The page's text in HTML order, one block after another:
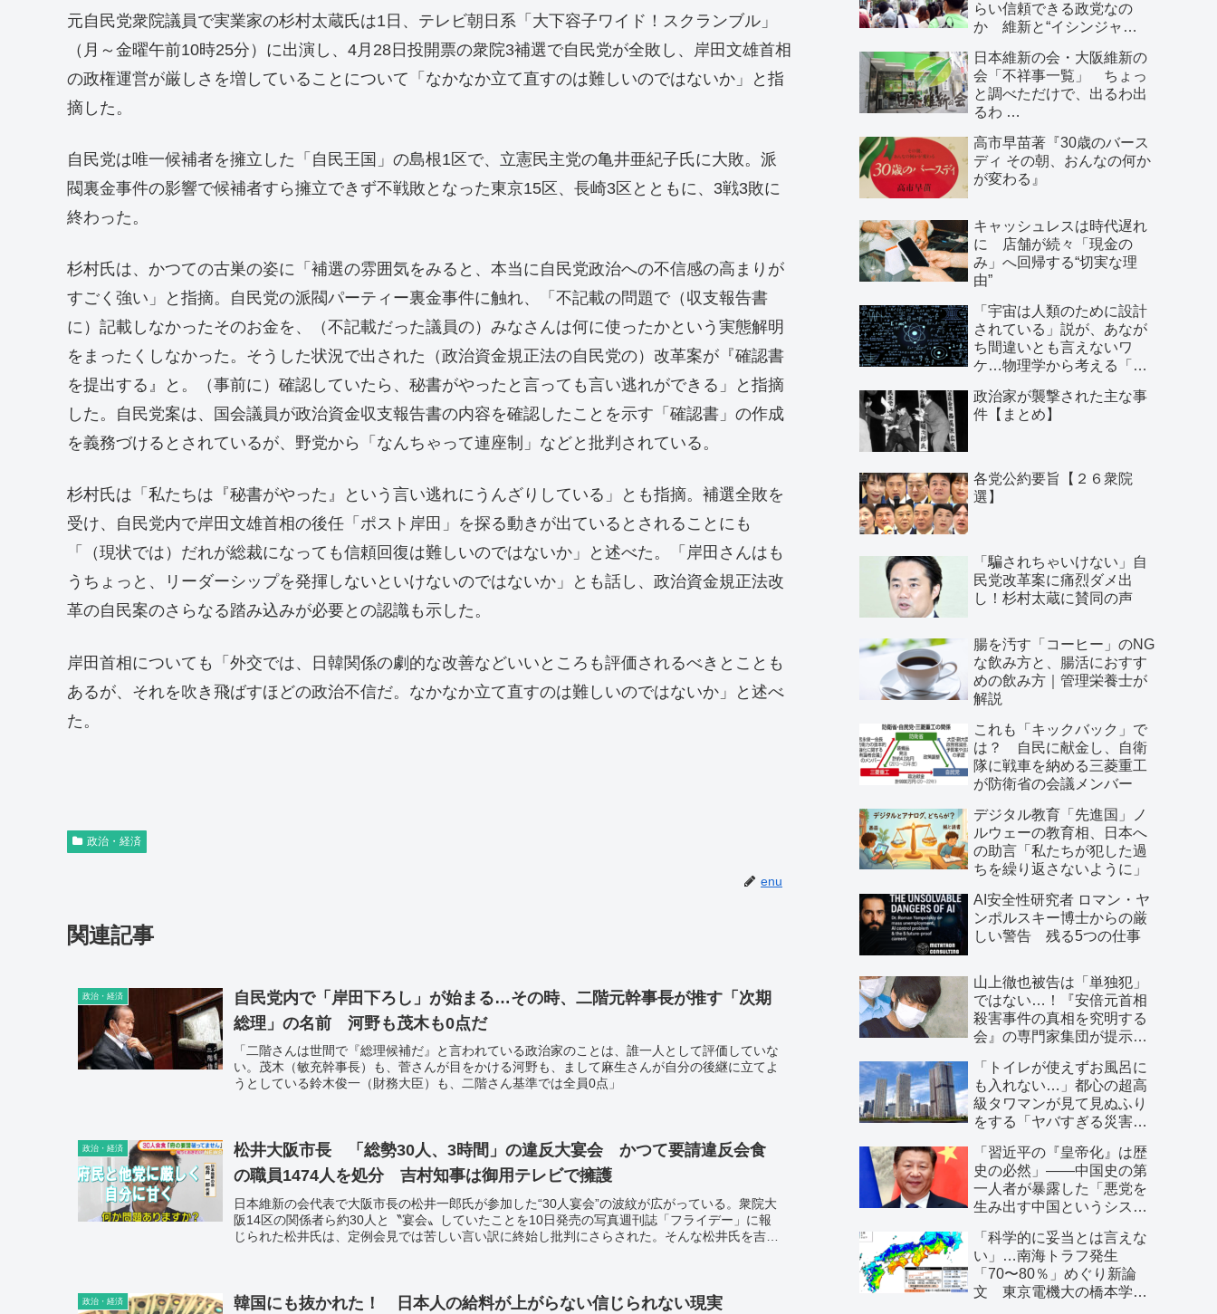
元自民党衆院議員で実業家の杉村太蔵氏は1日、テレビ朝日系「大下容子ワイド！スクランブル」
（月～金曜午前10時25分）に出演し、4月28日投開票の衆院3補選で自民党が全敗し、岸田文雄首相
の政権運営が厳しさを増していることについて「なかなか立て直すのは難しいのではないか」と指
摘した。
自民党は唯一候補者を擁立した「自民王国」の島根1区で、立憲民主党の亀井亜紀子氏に大敗。派
閥裏金事件の影響で候補者すら擁立できず不戦敗となった東京15区、長崎3区とともに、3戦3敗に
終わった。
杉村氏は、かつての古巣の姿に「補選の雰囲気をみると、本当に自民党政治への不信感の高まりが
すごく強い」と指摘。自民党の派閥パーティー裏金事件に触れ、「不記載の問題で（収支報告書
に）記載しなかったそのお金を、（不記載だった議員の）みなさんは何に使ったかという実態解明
をまったくしなかった。そうした状況で出された（政治資金規正法の自民党の）改革案が『確認書
を提出する』と。（事前に）確認していたら、秘書がやったと言っても言い逃れができる」と指摘
した。自民党案は、国会議員が政治資金収支報告書の内容を確認したことを示す「確認書」の作成
を義務づけるとされているが、野党から「なんちゃって連座制」などと批判されている。
杉村氏は「私たちは『秘書がやった』という言い逃れにうんざりしている」とも指摘。補選全敗を
受け、自民党内で岸田文雄首相の後任「ポスト岸田」を探る動きが出ているとされることにも
「（現状では）だれが総裁になっても信頼回復は難しいのではないか」と述べた。「岸田さんはも
うちょっと、リーダーシップを発揮しないといけないのではないか」とも話し、政治資金規正法改
革の自民案のさらなる踏み込みが必要との認識も示した。
岸田首相についても「外交では、日韓関係の劇的な改善などいいところも評価されるべきとことも
あるが、それを吹き飛ばすほどの政治不信だ。なかなか立て直すのは難しいのではないか」と述べ
た。
政治・経済
enu
関連記事
政治・経済
自民党内で「岸田下ろし」が始まる…その時、二階元幹事長が推す「次期
総理」の名前 河野も茂木も0点だ
「二階さんは世間で『総理候補だ』と言われている政治家のことは、誰一人として評価していな
い。茂木（敏充幹事長）も、菅さんが目をかける河野も、まして麻生さんが自分の後継に立てよ
うとしている鈴木俊一（財務大臣）も、二階さん基準では全員0点」
政治・経済
松井大阪市長 「総勢30人、3時間」の違反大宴会 かつて要請違反会食
の職員1474人を処分 吉村知事は御用テレビで擁護
日本維新の会代表で大阪市長の松井一郎氏が参加した“30人宴会”の波紋が広がっている。衆院大
阪14区の関係者ら約30人と〝宴会〟していたことを10日発売の写真週刊誌「フライデー」に報
じられた松井氏は、定例会見では苦しい言い訳に終始し批判にさらされた。そんな松井氏を吉村
政治・経済 韓国にも抜かれた！ 日本人の給料が上がらない信じられない現実
らい信頼できる政党なの
か 維新と“イシンジャ
る、大阪で起きていること
日本維新の会・大阪維新の
会「不祥事一覧」 ちょっ
と調べただけで、出るわ出
るわ …
高市早苗著『30歳のバース
ディ その朝、おんなの何か
が変わる』
キャッシュレスは時代遅れ
に 店舗が続々「現金の
み」へ回帰する“切実な理
由”
「宇宙は人類のために設計
されている」説が、あなが
ち間違いとも言えないワ
ケ…物理学から考える「こ
政治家が襲撃された主な事
件【まとめ】
各党公約要旨【２６衆院
選】
「騙されちゃいけない」自
民党改革案に痛烈ダメ出
し！杉村太蔵に賛同の声
腸を汚す「コーヒー」のNG
な飲み方と、腸活におすす
めの飲み方｜管理栄養士が
解説
これも「キックバック」で
は？ 自民に献金し、自衛
隊に戦車を納める三菱重工
が防衛省の会議メンバー
デジタル教育「先進国」ノ
ルウェーの教育相、日本へ
の助言「私たちが犯した過
ちを繰り返さないように」
AI安全性研究者 ロマン・ヤ
ンポルスキー博士からの厳
しい警告 残る5つの仕事
山上徹也被告は「単独犯」
ではない…！『安倍元首相
殺害事件の真相を究明する
会』の専門家集団が提示し
「トイレが使えずお風呂に
も入れない…」都心の超高
級タワマンが見て見ぬふり
をする「ヤバすぎる災害リ
「習近平の『皇帝化』は歴
史の必然」――中国史の第
一人者が暴露した「悪党を
生み出す中国というシステ
「科学的に妥当とは言えな
い」…南海トラフ発生
「70〜80％」めぐり新論
文 東京電機大の橋本学特